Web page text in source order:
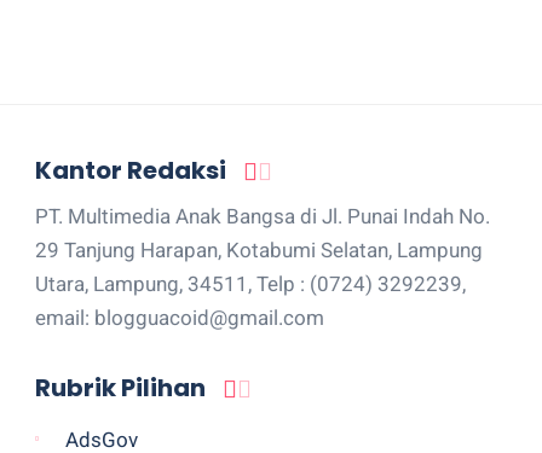
Kantor Redaksi
PT. Multimedia Anak Bangsa di Jl. Punai Indah No.
29 Tanjung Harapan, Kotabumi Selatan, Lampung
Utara, Lampung, 34511, Telp : (0724) 3292239,
email: blogguacoid@gmail.com
Rubrik Pilihan
AdsGov